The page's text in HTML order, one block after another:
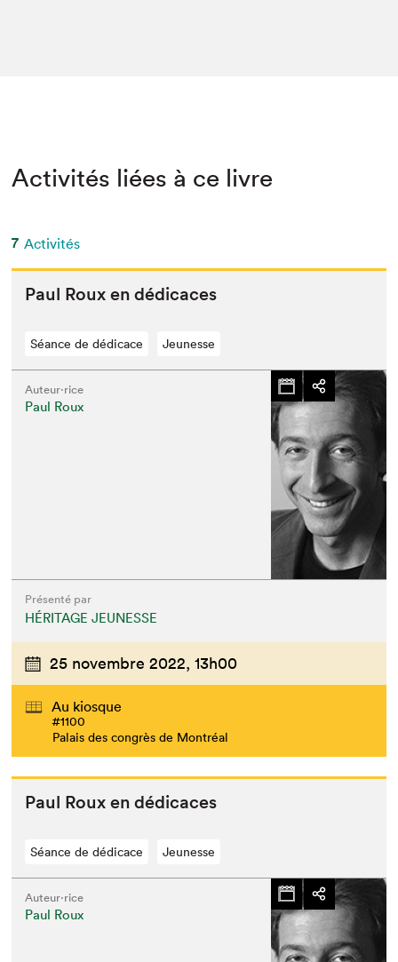
Activités liées à ce livre
7 Activités
Paul Roux en dédicaces
Séance de dédicace Jeunesse
Auteur·rice
Paul Roux
Présenté par
HÉRITAGE JEUNESSE
25 novembre 2022, 13h00
Au kiosque
#1100
Palais des congrès de Montréal
Paul Roux en dédicaces
Séance de dédicace Jeunesse
Auteur·rice
Paul Roux